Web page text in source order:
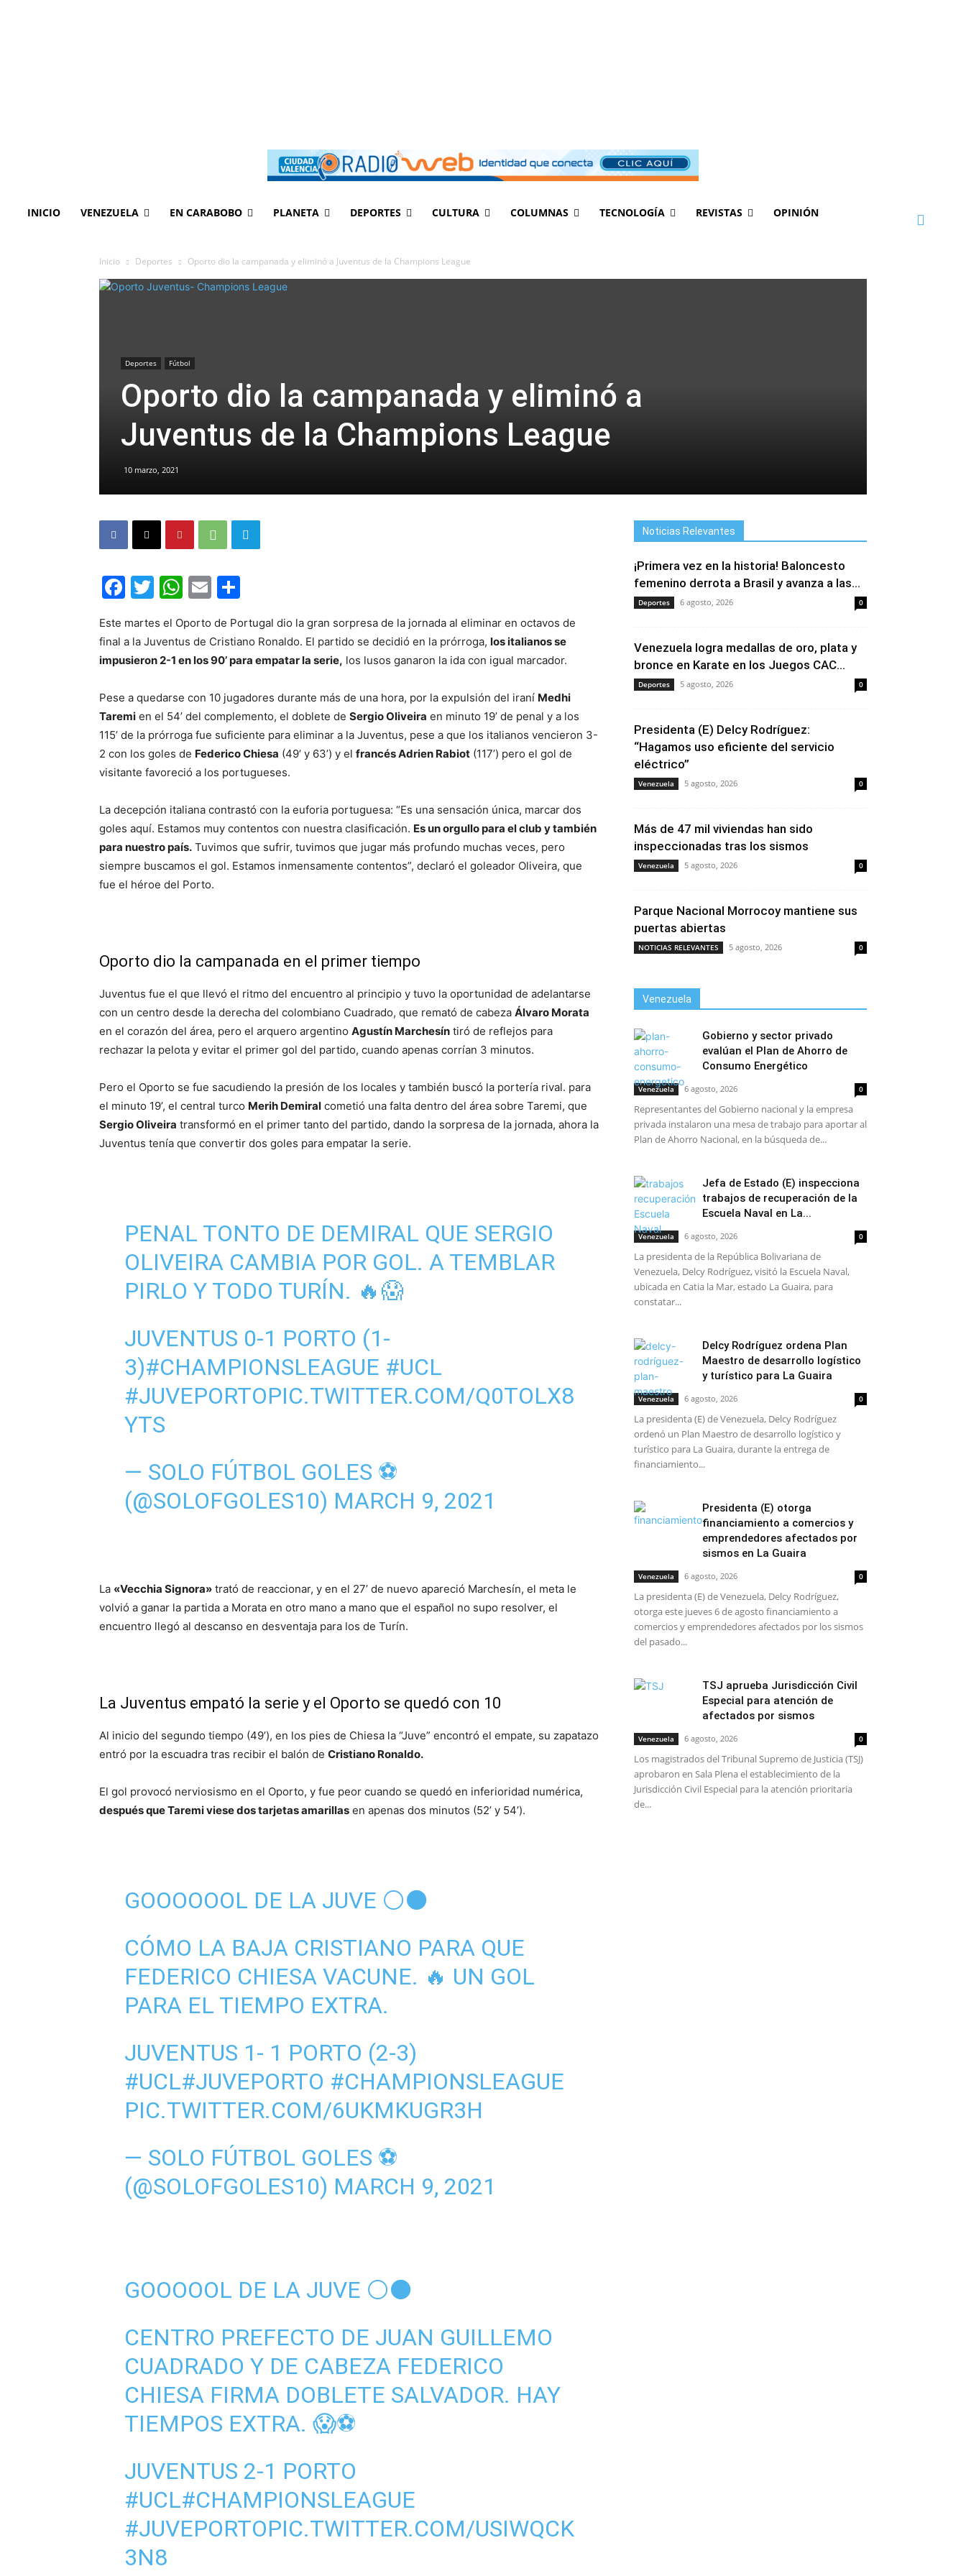
INICIO VENEZUELA EN CARABOBO PLANETA DEPORTES CULTURA COLUMNAS TECNOLOGÍA REVISTAS OPINIÓN
Inicio Deportes Oporto dio la campanada y eliminó a Juventus de la Champions League
Deportes Fútbol
Oporto dio la campanada y eliminó a
Juventus de la Champions League
10 marzo, 2021
Facebook
Twitter
WhatsApp
Email
Este martes el Oporto de Portugal dio la gran sorpresa de la jornada al eliminar en octavos de
final a la Juventus de Cristiano Ronaldo. El partido se decidió en la prórroga, los italianos se
impusieron 2-1 en los 90’ para empatar la serie, los lusos ganaron la ida con igual marcador.
Pese a quedarse con 10 jugadores durante más de una hora, por la expulsión del iraní Medhi
Taremi en el 54’ del complemento, el doblete de Sergio Oliveira en minuto 19’ de penal y a los
115’ de la prórroga fue suficiente para eliminar a la Juventus, pese a que los italianos vencieron 3-
2 con los goles de Federico Chiesa (49’ y 63’) y el francés Adrien Rabiot (117’) pero el gol de
visitante favoreció a los portugueses.
La decepción italiana contrastó con la euforia portuguesa: “Es una sensación única, marcar dos
goles aquí. Estamos muy contentos con nuestra clasificación. Es un orgullo para el club y también
para nuestro país. Tuvimos que sufrir, tuvimos que jugar más profundo muchas veces, pero
siempre buscamos el gol. Estamos inmensamente contentos”, declaró el goleador Oliveira, que
fue el héroe del Porto.
Oporto dio la campanada en el primer tiempo
Juventus fue el que llevó el ritmo del encuentro al principio y tuvo la oportunidad de adelantarse
con un centro desde la derecha del colombiano Cuadrado, que remató de cabeza Álvaro Morata
en el corazón del área, pero el arquero argentino Agustín Marchesín tiró de reflejos para
rechazar la pelota y evitar el primer gol del partido, cuando apenas corrían 3 minutos.
Pero el Oporto se fue sacudiendo la presión de los locales y también buscó la portería rival. para
el minuto 19’, el central turco Merih Demiral cometió una falta dentro del área sobre Taremi, que
Sergio Oliveira transformó en el primer tanto del partido, dando la sorpresa de la jornada, ahora la
Juventus tenía que convertir dos goles para empatar la serie.
PENAL TONTO DE DEMIRAL QUE SERGIO
OLIVEIRA CAMBIA POR GOL. A TEMBLAR
PIRLO Y TODO TURÍN. 🔥😱
JUVENTUS 0-1 PORTO (1-
3)#CHAMPIONSLEAGUE #UCL
#JUVEPORTOPIC.TWITTER.COM/Q0TOLX8
YTS
— SOLO FÚTBOL GOLES ⚽️
(@SOLOFGOLES10) MARCH 9, 2021
La «Vecchia Signora» trató de reaccionar, y en el 27’ de nuevo apareció Marchesín, el meta le
volvió a ganar la partida a Morata en otro mano a mano que el español no supo resolver, el
encuentro llegó al descanso en desventaja para los de Turín.
La Juventus empató la serie y el Oporto se quedó con 10
Al inicio del segundo tiempo (49’), en los pies de Chiesa la “Juve” encontró el empate, su zapatazo
entró por la escuadra tras recibir el balón de Cristiano Ronaldo.
El gol provocó nerviosismo en el Oporto, y fue peor cuando se quedó en inferioridad numérica,
después que Taremi viese dos tarjetas amarillas en apenas dos minutos (52’ y 54’).
GOOOOOOL DE LA JUVE ⚪️⚫️
CÓMO LA BAJA CRISTIANO PARA QUE
FEDERICO CHIESA VACUNE. 🔥 UN GOL
PARA EL TIEMPO EXTRA.
JUVENTUS 1- 1 PORTO (2-3)
#UCL#JUVEPORTO #CHAMPIONSLEAGUE
PIC.TWITTER.COM/6UKMKUGR3H
— SOLO FÚTBOL GOLES ⚽️
(@SOLOFGOLES10) MARCH 9, 2021
GOOOOOL DE LA JUVE ⚪⚫
CENTRO PREFECTO DE JUAN GUILLEMO
CUADRADO Y DE CABEZA FEDERICO
CHIESA FIRMA DOBLETE SALVADOR. HAY
TIEMPOS EXTRA. 😱⚽️
JUVENTUS 2-1 PORTO
#UCL#CHAMPIONSLEAGUE
#JUVEPORTOPIC.TWITTER.COM/USIWQCK
3N8
Noticias Relevantes
¡Primera vez en la historia! Baloncesto
femenino derrota a Brasil y avanza a las...
Deportes 6 agosto, 2026 0
Venezuela logra medallas de oro, plata y
bronce en Karate en los Juegos CAC...
Deportes 5 agosto, 2026 0
Presidenta (E) Delcy Rodríguez:
“Hagamos uso eficiente del servicio
eléctrico”
Venezuela 5 agosto, 2026 0
Más de 47 mil viviendas han sido
inspeccionadas tras los sismos
Venezuela 5 agosto, 2026 0
Parque Nacional Morrocoy mantiene sus
puertas abiertas
NOTICIAS RELEVANTES 5 agosto, 2026 0
Venezuela
Gobierno y sector privado
evalúan el Plan de Ahorro de
Consumo Energético
Venezuela 6 agosto, 2026 0
Representantes del Gobierno nacional y la empresa
privada instalaron una mesa de trabajo para aportar al
Plan de Ahorro Nacional, en la búsqueda de...
Jefa de Estado (E) inspecciona
trabajos de recuperación de la
Escuela Naval en La...
Venezuela 6 agosto, 2026 0
La presidenta de la República Bolivariana de
Venezuela, Delcy Rodríguez, visitó la Escuela Naval,
ubicada en Catia la Mar, estado La Guaira, para
constatar...
Delcy Rodríguez ordena Plan
Maestro de desarrollo logístico
y turístico para La Guaira
Venezuela 6 agosto, 2026 0
La presidenta (E) de Venezuela, Delcy Rodríguez
ordenó un Plan Maestro de desarrollo logístico y
turístico para La Guaira, durante la entrega de
financiamiento...
Presidenta (E) otorga
financiamiento a comercios y
emprendedores afectados por
sismos en La Guaira
Venezuela 6 agosto, 2026 0
La presidenta (E) de Venezuela, Delcy Rodríguez,
otorga este jueves 6 de agosto financiamiento a
comercios y emprendedores afectados por los sismos
del pasado...
TSJ aprueba Jurisdicción Civil
Especial para atención de
afectados por sismos
Venezuela 6 agosto, 2026 0
Los magistrados del Tribunal Supremo de Justicia (TSJ)
aprobaron en Sala Plena el establecimiento de la
Jurisdicción Civil Especial para la atención prioritaria
de...